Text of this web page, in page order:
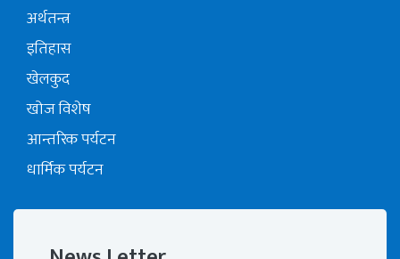
अर्थतन्त्र
इतिहास
खेलकुद
खोज विशेष
आन्तरिक पर्यटन
धार्मिक पर्यटन